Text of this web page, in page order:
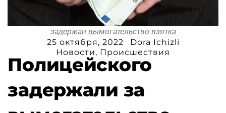
задержан вымогательство взятка
25 октября, 2022
Dora Ichizli
Новости, Происшествия
Полицейского
задержали за